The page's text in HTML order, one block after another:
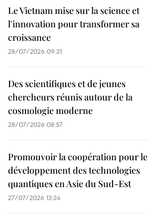
Le Vietnam mise sur la science et
l'innovation pour transformer sa
croissance
28/07/2026 09:21
Des scientifiques et de jeunes
chercheurs réunis autour de la
cosmologie moderne
28/07/2026 08:57
Promouvoir la coopération pour le
développement des technologies
quantiques en Asie du Sud-Est
27/07/2026 13:24